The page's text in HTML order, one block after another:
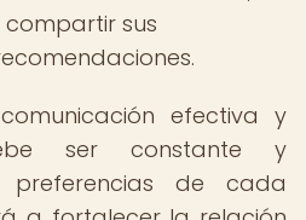
sus
efectiva y
ser constante y
de cada